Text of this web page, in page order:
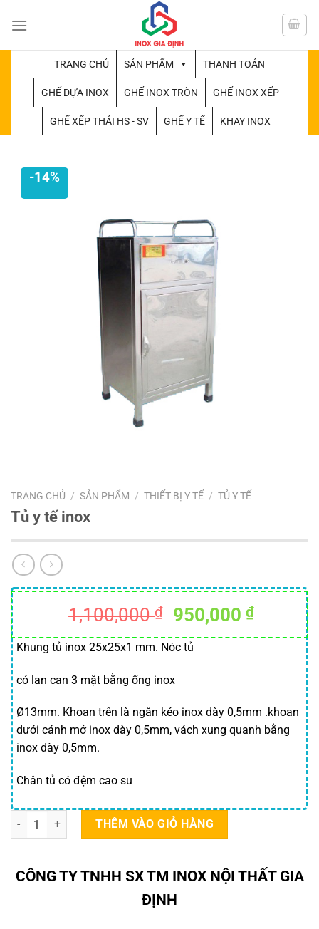
đến
TRANG CHỦ SẢN PHẨM THANH TOÁN
GHẾ DỰA INOX GHẾ INOX TRÒN GHẾ INOX XẾP
GHẾ XẾP THÁI HS - SV GHẾ Y TẾ KHAY INOX
-14%
TRANG CHỦ / SẢN PHẨM / THIẾT BỊ Y TẾ / TỦ Y TẾ
Tủ y tế inox
1,100,000₫
Giá
gốc
là:
950,000 ₫Giá
hiện
Khung tủ inox 25x25x1 mm. Nóc tủ
có lan can 3 mặt bằng ống inox
Ø13mm. Khoan trên là ngăn kéo inox dày 0,5mm .khoan
dưới cánh mở inox dày 0,5mm, vách xung quanh bằng
inox dày 0,5mm.
Chân tủ có đệm cao su
Tủ y tế inox số lượngTHÊM VÀO GIỎ HÀNG
CÔNG TY TNHH SX TM INOX NỘI THẤT GIA
ĐỊNH